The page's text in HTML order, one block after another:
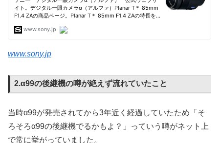
www.sony.jp
2.α99の後継機の噂が絶えず流れていたこと
当時α99が発売されてから3年近く経過していたため「そ
ろそろα99の後継機でるかもよ？」っていう噂がネット上
で常に挙がっていました。